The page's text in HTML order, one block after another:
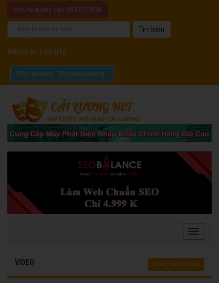
Liên hệ quảng cáo: 0932221090
Đăng nhập Đăng ký
Chia sẻ video "Tôi yêu cải lương".
VIDEO Trang chủ Video